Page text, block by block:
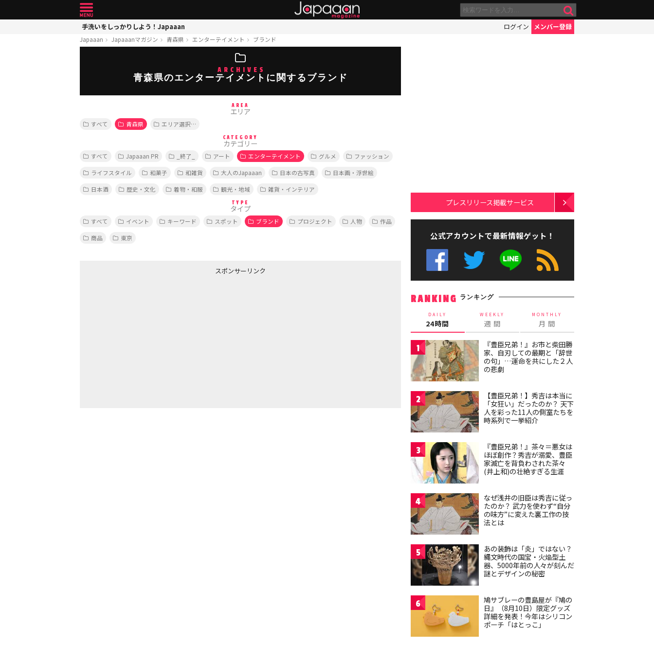
手洗いをしっかりしよう！Japaaan ログイン メンバー登録
Japaaan Japaaanマガジン 青森県 エンターテイメント ブランド
ARCHIVES
青森県のエンターテイメントに関するブランド
AREA
エリア
すべて 青森県 エリア選択…
CATEGORY
カテゴリー
すべて Japaaan PR _終了_ アート エンターテイメント グルメ
ファッション
ライフスタイル
和菓子 和雑貨 大人のJapaaan 日本の古写真
日本画・浮世絵
日本酒
歴史・文化 着物・和服 観光・地域 雑貨・インテリア
TYPE
タイプ
すべて イベント キーワード スポット ブランド プロジェクト 人物
作品
商品
東京
スポンサーリンク
プレスリリース掲載サービス
公式アカウントで最新情報ゲット！
RANKING ランキング
DAILY
24時間
WEEKLY
週 間
MONTHLY
月 間
1
『豊臣兄弟！』お市と柴田勝
家、自刃しての最期と「辞世
の句」…運命を共にした２人
の悲劇
2
【豊臣兄弟！】秀吉は本当に
「女狂い」だったのか？ 天下
人を彩った11人の側室たちを
時系列で一挙紹介
3
『豊臣兄弟！』茶々＝悪女は
ほぼ創作？秀吉が溺愛、豊臣
家滅亡を背負わされた茶々
(井上和)の壮絶すぎる生涯
4
なぜ浅井の旧臣は秀吉に従っ
たのか？ 武力を使わず“自分
の味方”に変えた裏工作の技
法とは
5
あの装飾は「炎」ではない？
縄文時代の国宝・火焔型土
器、5000年前の人々が刻んだ
謎とデザインの秘密
6
鳩サブレーの豊島屋が『鳩の
日』（8月10日）限定グッズ
詳細を発表！今年はシリコン
ポーチ「はとっこ」